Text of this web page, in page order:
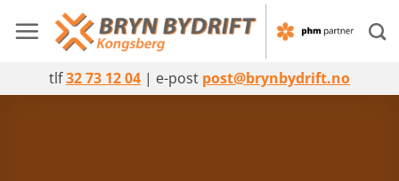
tlf32 73 12 04 | e-post post@brynbydrift.no